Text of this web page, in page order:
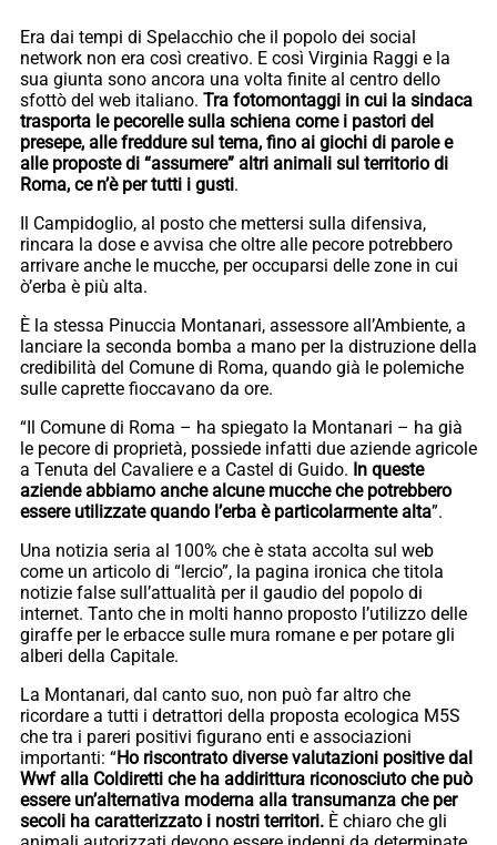
Era dai tempi di Spelacchio che il popolo dei social
network non era così creativo. E così Virginia Raggi e la
sua giunta sono ancora una volta finite al centro dello
sfottò del web italiano. Tra fotomontaggi in cui la sindaca
trasporta le pecorelle sulla schiena come i pastori del
presepe, alle freddure sul tema, fino ai giochi di parole e
alle proposte di “assumere” altri animali sul territorio di
Roma, ce n’è per tutti i gusti.
Il Campidoglio, al posto che mettersi sulla difensiva,
rincara la dose e avvisa che oltre alle pecore potrebbero
arrivare anche le mucche, per occuparsi delle zone in cui
ò’erba è più alta.
È la stessa Pinuccia Montanari, assessore all’Ambiente, a
lanciare la seconda bomba a mano per la distruzione della
credibilità del Comune di Roma, quando già le polemiche
sulle caprette fioccavano da ore.
“Il Comune di Roma – ha spiegato la Montanari – ha già
le pecore di proprietà, possiede infatti due aziende agricole
a Tenuta del Cavaliere e a Castel di Guido. In queste
aziende abbiamo anche alcune mucche che potrebbero
essere utilizzate quando l’erba è particolarmente alta”.
Una notizia seria al 100% che è stata accolta sul web
come un articolo di “lercio”, la pagina ironica che titola
notizie false sull’attualità per il gaudio del popolo di
internet. Tanto che in molti hanno proposto l’utilizzo delle
giraffe per le erbacce sulle mura romane e per potare gli
alberi della Capitale.
La Montanari, dal canto suo, non può far altro che
ricordare a tutti i detrattori della proposta ecologica M5S
che tra i pareri positivi figurano enti e associazioni
importanti: “Ho riscontrato diverse valutazioni positive dal
Wwf alla Coldiretti che ha addirittura riconosciuto che può
essere un’alternativa moderna alla transumanza che per
secoli ha caratterizzato i nostri territori. È chiaro che gli